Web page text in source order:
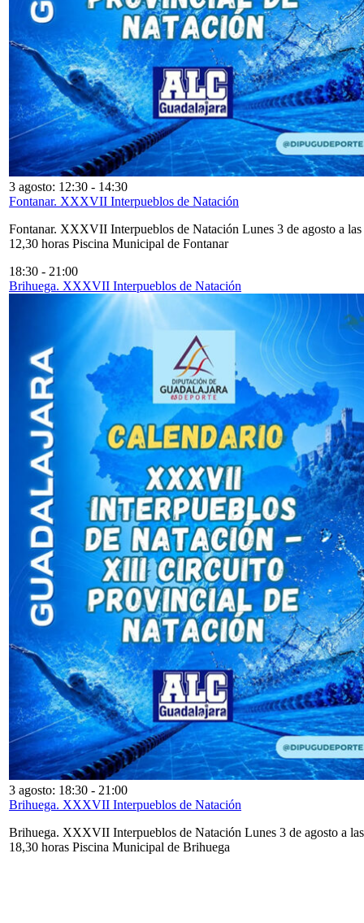
3 agosto: 12:30 - 14:30
Fontanar. XXXVII Interpueblos de Natación
Fontanar. XXXVII Interpueblos de Natación Lunes 3 de agosto a las
12,30 horas Piscina Municipal de Fontanar
18:30 - 21:00
Brihuega. XXXVII Interpueblos de Natación
3 agosto: 18:30 - 21:00
Brihuega. XXXVII Interpueblos de Natación
Brihuega. XXXVII Interpueblos de Natación Lunes 3 de agosto a las
18,30 horas Piscina Municipal de Brihuega